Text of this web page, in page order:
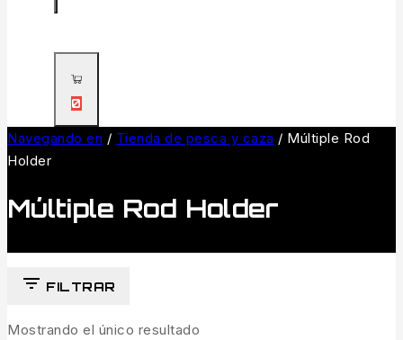
0
Navegando en / Tienda de pesca y caza / Múltiple Rod
Holder
Múltiple Rod Holder
FILTRAR
Mostrando el único resultado